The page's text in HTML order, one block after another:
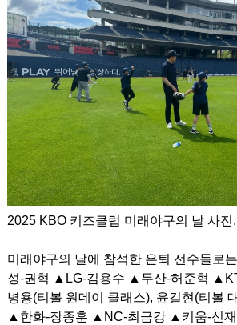
2025 KBO 키즈클럽 미래야구의 날 사진
미래야구의 날에 참석한 은퇴 선수들
성-권혁 ▲LG-김용수 ▲두산-허준혁
병용(티볼 원데이 클래스), 윤길현(티볼
▲한화-장종훈 ▲NC-최금강 ▲키움-신재